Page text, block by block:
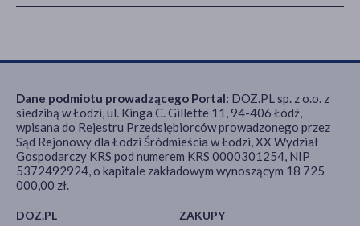
DOZ.PL ZAKUPY
Dane podmiotu prowadzącego Portal: DOZ.PL sp. z o.o. z
siedzibą w Łodzi, ul. Kinga C. Gillette 11, 94-406 Łódź,
wpisana do Rejestru Przedsiębiorców prowadzonego przez
Sąd Rejonowy dla Łodzi Śródmieścia w Łodzi, XX Wydział
Gospodarczy KRS pod numerem KRS 0000301254, NIP
5372492924, o kapitale zakładowym wynoszącym 18 725
000,00 zł.